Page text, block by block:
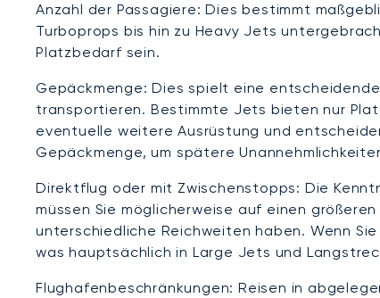
Anzahl der Passagiere: Dies bestimmt
Turboprops bis hin zu Heavy Jets
Platzbedarf sein.
Gepäckmenge: Dies spielt eine
transportieren. Bestimmte Jets bieten nur
eventuelle weitere Ausrüstung und
Gepäckmenge, um spätere
Direktflug oder mit Zwischenstopps: Die
müssen Sie möglicherweise auf einen
unterschiedliche Reichweiten haben. Wenn
was hauptsächlich in Large Jets und
Flughafenbeschränkungen: Reisen in